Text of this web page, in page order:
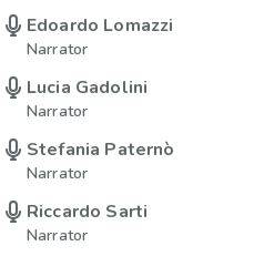
Edoardo Lomazzi
Narrator
Lucia Gadolini
Narrator
Stefania Paternò
Narrator
Riccardo Sarti
Narrator